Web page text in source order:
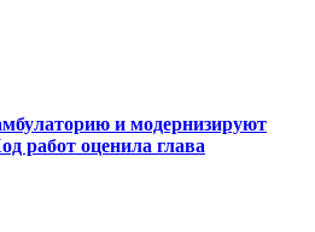
и модернизируют
работ оценила глава